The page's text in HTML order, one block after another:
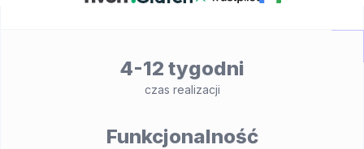
4-12 tygodni
czas realizacji
Funkcjonalność